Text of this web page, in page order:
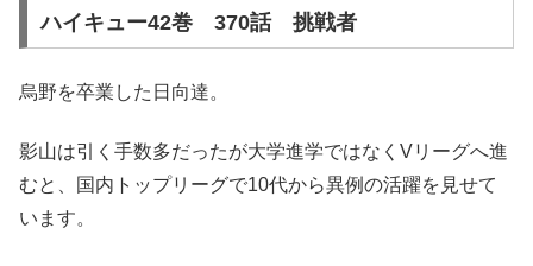
ハイキュー42巻 370話 挑戦者
烏野を卒業した日向達。
影山は引く手数多だったが大学進学ではなくVリーグへ進
むと、国内トップリーグで10代から異例の活躍を見せて
います。